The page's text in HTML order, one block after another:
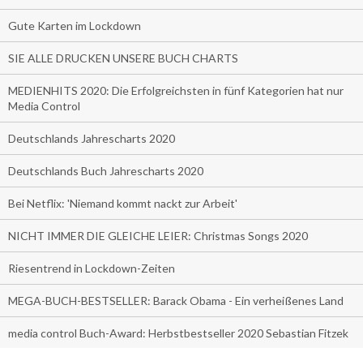
Gute Karten im Lockdown
SIE ALLE DRUCKEN UNSERE BUCH CHARTS
MEDIENHITS 2020: Die Erfolgreichsten in fünf Kategorien hat nur
Media Control
Deutschlands Jahrescharts 2020
Deutschlands Buch Jahrescharts 2020
Bei Netflix: 'Niemand kommt nackt zur Arbeit'
NICHT IMMER DIE GLEICHE LEIER: Christmas Songs 2020
Riesentrend in Lockdown-Zeiten
MEGA-BUCH-BESTSELLER: Barack Obama - Ein verheißenes Land
media control Buch-Award: Herbstbestseller 2020 Sebastian Fitzek